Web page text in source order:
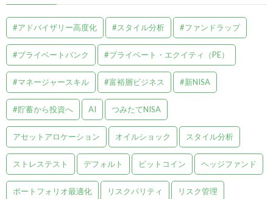
#アドバイザリー高度化 #スタイル分析 #ファンドラップ
#プライベートバンク #プライベート・エクイティ（PE）
#マネージャースキル #富裕層ビジネス #新NISA
#貯蓄から投資へ AI つみたてNISA
アセットアロケーション オイルショック スタイル分析
ストレステスト デフォルト ビットコイン ヘッジファンド
ポートフォリオ最適化 リスクパリティ リスク管理